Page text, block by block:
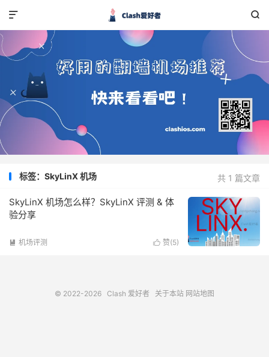


共 1 篇文章
标签：SkyLinX 机场
SkyLinX 机场怎么样？SkyLinX 评测 & 体
验分享
 赞(5)
 机场评测
© 2022-2026 Clash 爱好者 关于本站 网站地图